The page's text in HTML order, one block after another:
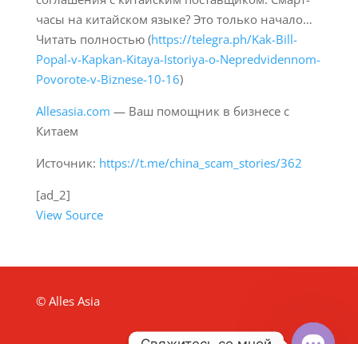
часы на китайском языке? Это только начало…
Читать полностью (https://telegra.ph/Kak-Bill-
Popal-v-Kapkan-Kitaya-Istoriya-o-Nepredvidennom-
Povorote-v-Biznese-10-16)
Allesasia.com — Ваш помощник в бизнесе с
Китаем
Источник: https://t.me/china_scam_stories/362
[ad_2]
View Source
© Alles Asia